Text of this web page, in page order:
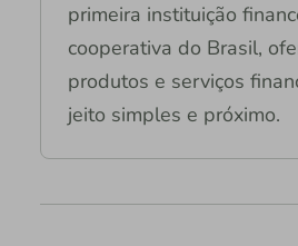
primeira instituição
cooperativa do Brasil,
produtos e serviços
jeito simples e próximo.